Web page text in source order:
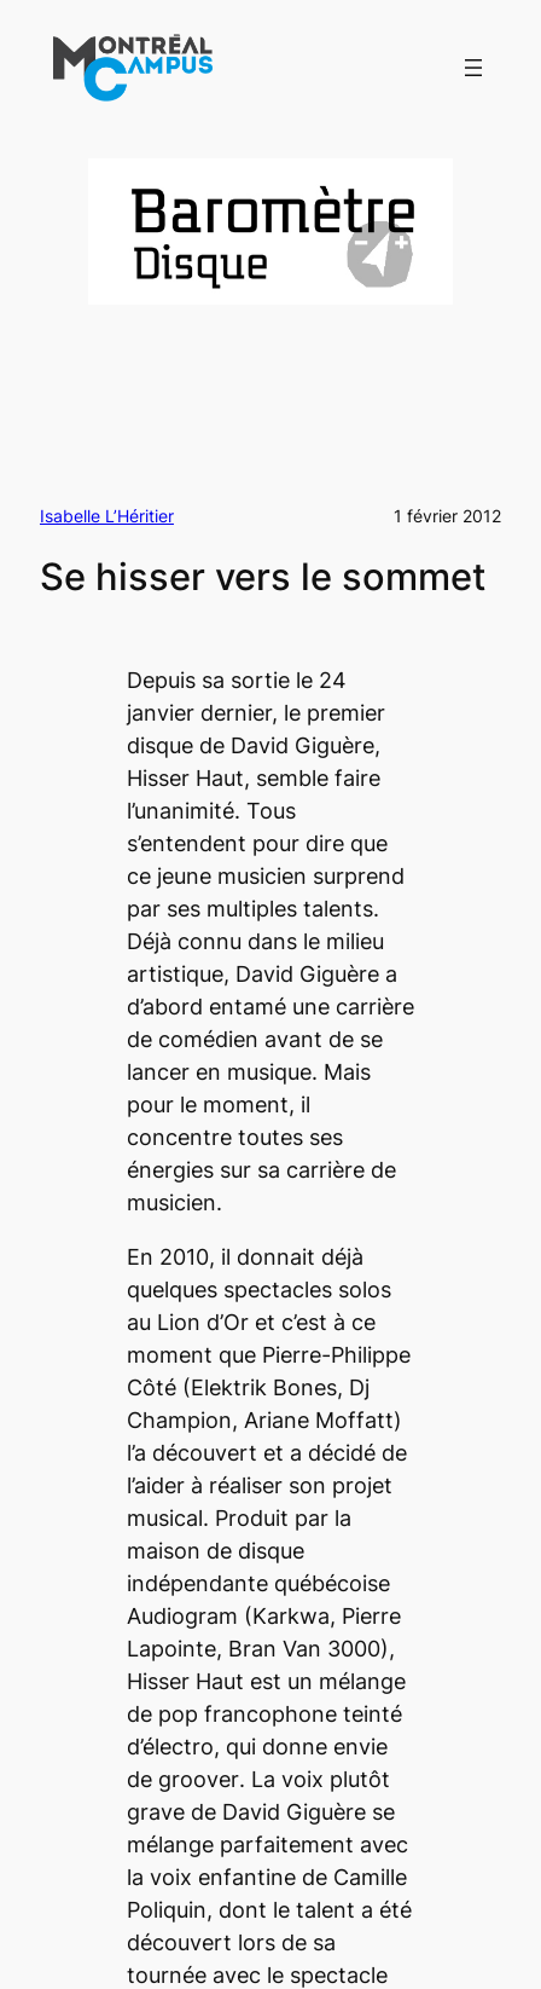
contenu
Isabelle L’Héritier 1 février 2012
Se hisser vers le sommet
Depuis sa sortie le 24
janvier dernier, le premier
disque de David Giguère,
Hisser Haut, semble faire
l’unanimité. Tous
s’entendent pour dire que
ce jeune musicien surprend
par ses multiples talents.
Déjà connu dans le milieu
artistique, David Giguère a
d’abord entamé une carrière
de comédien avant de se
lancer en musique. Mais
pour le moment, il
concentre toutes ses
énergies sur sa carrière de
musicien.
En 2010, il donnait déjà
quelques spectacles solos
au Lion d’Or et c’est à ce
moment que Pierre-Philippe
Côté (Elektrik Bones, Dj
Champion, Ariane Moffatt)
l’a découvert et a décidé de
l’aider à réaliser son projet
musical. Produit par la
maison de disque
indépendante québécoise
Audiogram (Karkwa, Pierre
Lapointe, Bran Van 3000),
Hisser Haut est un mélange
de pop francophone teinté
d’électro, qui donne envie
de groover. La voix plutôt
grave de David Giguère se
mélange parfaitement avec
la voix enfantine de Camille
Poliquin, dont le talent a été
découvert lors de sa
tournée avec le spectacle